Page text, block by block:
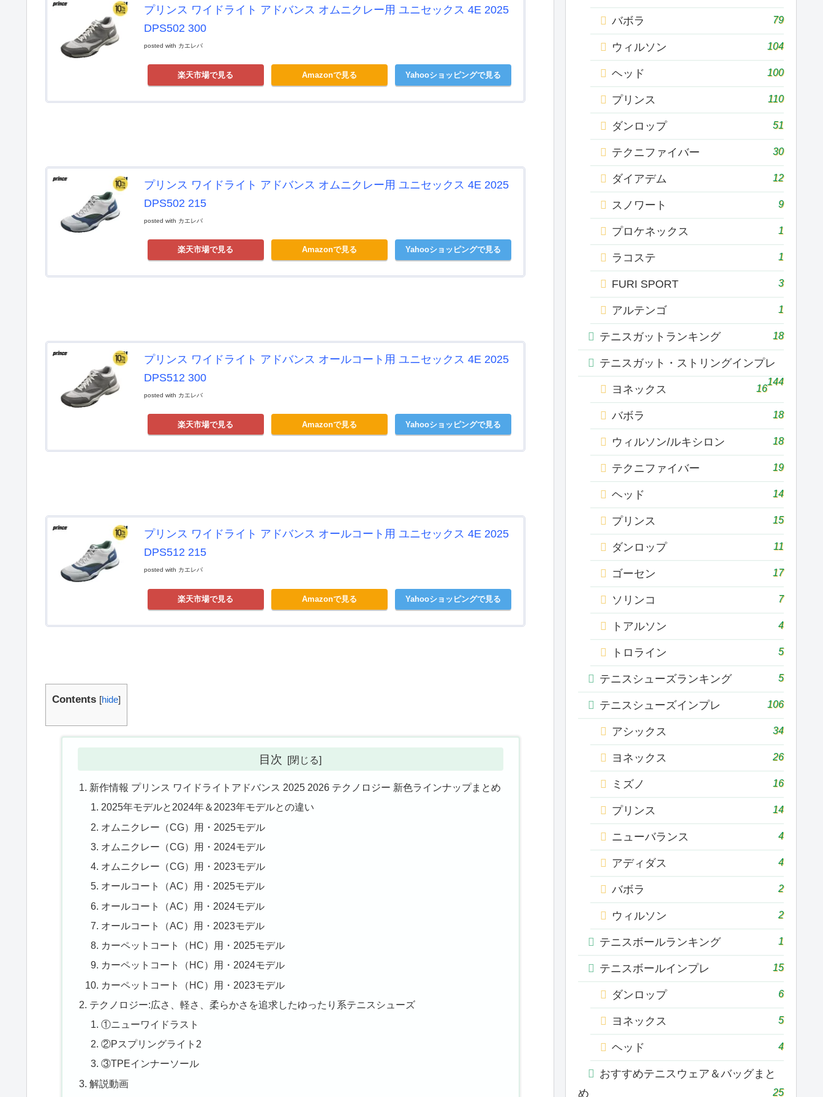
プリンス ワイドライト アドバンス オムニクレー用 ユニセックス 4E 2025
DPS502 300
posted with カエレバ
楽天市場で見る Amazonで見る Yahooショッピングで見る
プリンス ワイドライト アドバンス オムニクレー用 ユニセックス 4E 2025
DPS502 215
posted with カエレバ
楽天市場で見る Amazonで見る Yahooショッピングで見る
プリンス ワイドライト アドバンス オールコート用 ユニセックス 4E 2025
DPS512 300
posted with カエレバ
楽天市場で見る Amazonで見る Yahooショッピングで見る
プリンス ワイドライト アドバンス オールコート用 ユニセックス 4E 2025
DPS512 215
posted with カエレバ
楽天市場で見る Amazonで見る Yahooショッピングで見る
Contents [hide]
目次
新作情報 プリンス ワイドライトアドバンス 2025 2026 テクノロジー 新色ラインナップまとめ
2025年モデルと2024年＆2023年モデルとの違い
オムニクレー（CG）用・2025モデル
オムニクレー（CG）用・2024モデル
オムニクレー（CG）用・2023モデル
オールコート（AC）用・2025モデル
オールコート（AC）用・2024モデル
オールコート（AC）用・2023モデル
カーペットコート（HC）用・2025モデル
カーペットコート（HC）用・2024モデル
カーペットコート（HC）用・2023モデル
テクノロジー:広さ、軽さ、柔らかさを追求したゆったり系テニスシューズ
①ニューワイドラスト
②Pスプリングライト2
③TPEインナーソール
解説動画
バボラ 79
ウィルソン 104
ヘッド 100
プリンス 110
ダンロップ 51
テクニファイバー 30
ダイアデム 12
スノワート 9
プロケネックス 1
ラコステ 1
FURI SPORT 3
アルテンゴ 1
テニスガットランキング 18
テニスガット・ストリングインプレ
144
ヨネックス 16
バボラ 18
ウィルソン/ルキシロン 18
テクニファイバー 19
ヘッド 14
プリンス 15
ダンロップ 11
ゴーセン 17
ソリンコ 7
トアルソン 4
トロライン 5
テニスシューズランキング 5
テニスシューズインプレ 106
アシックス 34
ヨネックス 26
ミズノ 16
プリンス 14
ニューバランス 4
アディダス 4
バボラ 2
ウィルソン 2
テニスボールランキング 1
テニスボールインプレ 15
ダンロップ 6
ヨネックス 5
ヘッド 4
おすすめテニスウェア＆バッグまと
め
25